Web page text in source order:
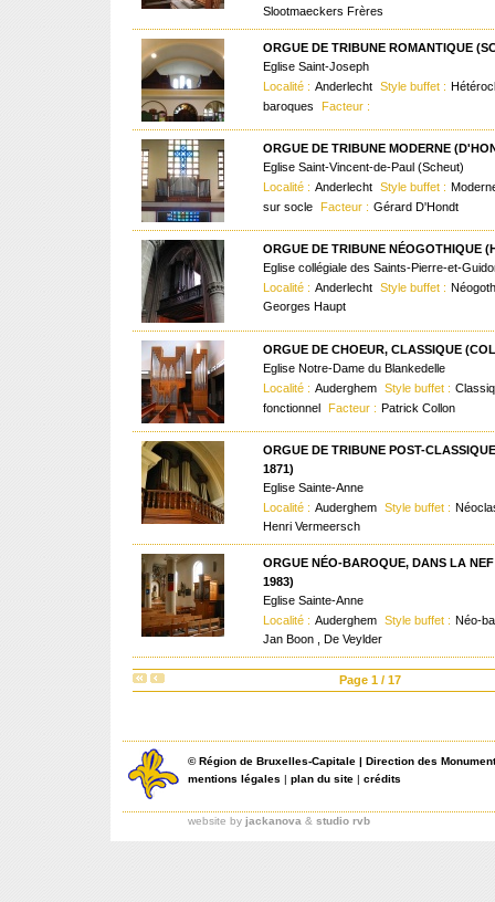
Slootmaeckers Frères
ORGUE DE TRIBUNE ROMANTIQUE
Eglise Saint-Joseph
Localité : Anderlecht Style buffet :
baroques
Facteur :
ORGUE DE TRIBUNE MODERNE
Eglise Saint-Vincent-de-Paul (Scheut)
Localité : Anderlecht Style buffet :
sur socle
Facteur : Gérard D'Hondt
ORGUE DE TRIBUNE NÉOGOTHIQUE
Eglise collégiale des Saints-Pierre-et-
Localité : Anderlecht Style buffet :
Georges Haupt
ORGUE DE CHOEUR, CLASSIQUE
Eglise Notre-Dame du Blankedelle
Localité : Auderghem Style buffet :
fonctionnel
Facteur : Patrick Collon
ORGUE DE TRIBUNE POST-
1871)
Eglise Sainte-Anne
Localité : Auderghem Style buffet :
Henri Vermeersch
ORGUE NÉO-BAROQUE, DANS LA
1983)
Eglise Sainte-Anne
Localité : Auderghem Style buffet : Néo-
Jan Boon , De Veylder
Page 1 / 17
©Région de Bruxelles-Capitale | Direction des
mentions légales | plan du site | crédits
website by jackanova & studio rvb